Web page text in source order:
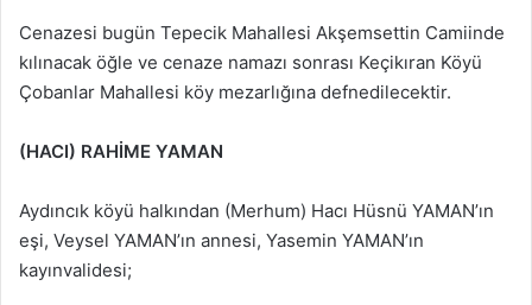
Cenazesi bugün Tepecik Mahallesi Akşemsettin Camiinde
kılınacak öğle ve cenaze namazı sonrası Keçikıran Köyü
Çobanlar Mahallesi köy mezarlığına defnedilecektir.
(HACI) RAHİME YAMAN
Aydıncık köyü halkından (Merhum) Hacı Hüsnü YAMAN’ın
eşi, Veysel YAMAN’ın annesi, Yasemin YAMAN’ın
kayınvalidesi;